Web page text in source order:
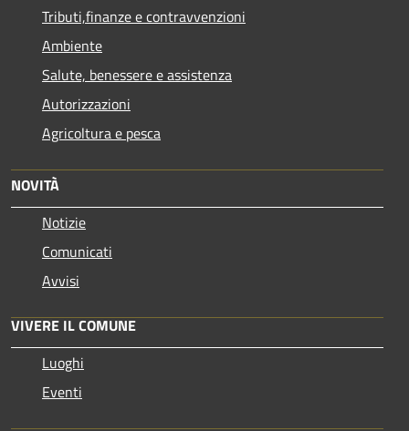
Tributi,finanze e contravvenzioni
Ambiente
Salute, benessere e assistenza
Autorizzazioni
Agricoltura e pesca
NOVITÀ
Notizie
Comunicati
Avvisi
VIVERE IL COMUNE
Luoghi
Eventi